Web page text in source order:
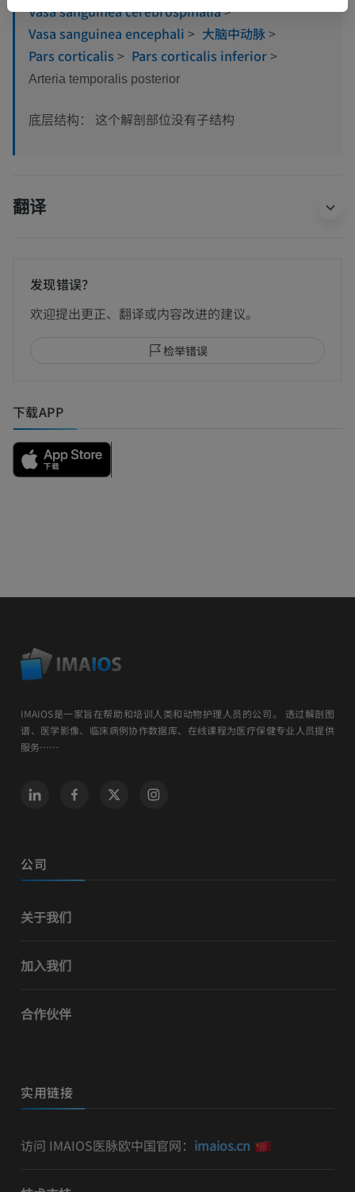
Vasa sanguinea cerebrospinalia>
Vasa sanguinea encephali > 大脑中动脉>
Pars corticalis > Pars corticalis inferior>
Arteria temporalis posterior
底层结构： 这个解剖部位没有子结构
翻译
发现错误？
欢迎提出更正、翻译或内容改进的建议。
检举错误
下载APP
IMAIOS是一家旨在帮助和培训人类和动物护理人员的公司。 透过解剖图
谱、医学影像、临床病例协作数据库、在线课程为医疗保健专业人员提供
服务……
公司
关于我们
加入我们
合作伙伴
实用链接
访问 IMAIOS医脉欧中国官网： imaios.cn